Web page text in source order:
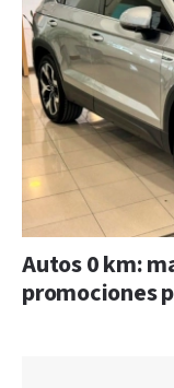
Autos 0 km:
promociones